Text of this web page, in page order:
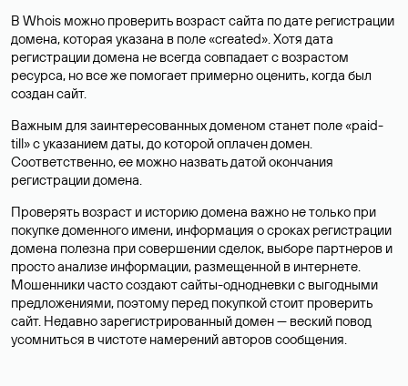
В Whois можно проверить возраст сайта по дате регистрации
домена, которая указана в поле «created». Хотя дата
регистрации домена не всегда совпадает с возрастом
ресурса, но все же помогает примерно оценить, когда был
создан сайт.
Важным для заинтересованных доменом станет поле «paid-
till» с указанием даты, до которой оплачен домен.
Соответственно, ее можно назвать датой окончания
регистрации домена.
Проверять возраст и историю домена важно не только при
покупке доменного имени, информация о сроках регистрации
домена полезна при совершении сделок, выборе партнеров и
просто анализе информации, размещенной в интернете.
Мошенники часто создают сайты-однодневки с выгодными
предложениями, поэтому перед покупкой стоит проверить
сайт. Недавно зарегистрированный домен — веский повод
усомниться в чистоте намерений авторов сообщения.